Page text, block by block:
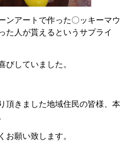
ンアートで作った〇ッキーマウ
た人が貰えるというサプライ
びしていました。
頂きました地域住民の皆様、本
お願い致します。